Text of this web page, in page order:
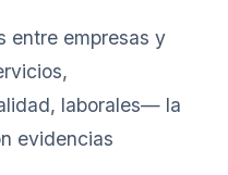
entre empresas y
laborales— la
evidencias